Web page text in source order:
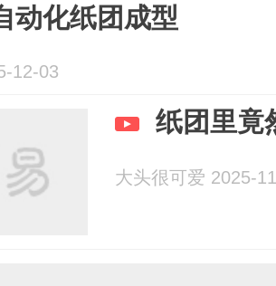
动化纸团成型
12-03
纸团里竟
大头很可爱 2025-